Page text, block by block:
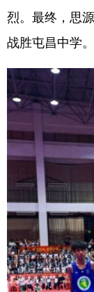
烈。最终，思
战胜屯昌中学。